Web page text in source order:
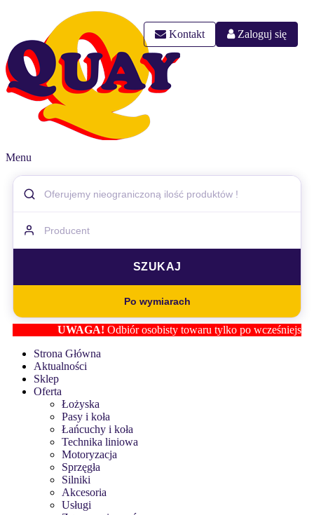
Kontakt Zaloguj się
Menu
Po wymiarach
UWAGA!Odbiór osobisty towaru tylko po
Strona Główna
Aktualności
Sklep
Oferta
Łożyska
Pasy i koła
Łańcuchy i koła
Technika liniowa
Motoryzacja
Sprzęgła
Silniki
Akcesoria
Usługi